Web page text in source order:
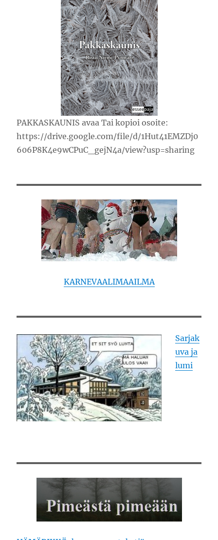
PAKKASKAUNIS avaa Tai kopioi osoite:
https://drive.google.com/file/d/1Hut41EMZDj0
606P8K4e9wCPuC_gejN4a/view?usp=sharing
KARNEVAALIMAAILMA
Sarjak
uva ja
lumi